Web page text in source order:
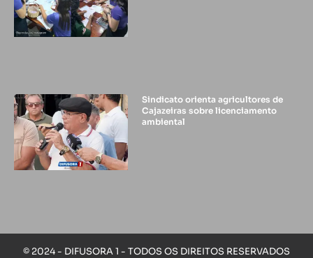
Sindicato orienta agricultores de
Cajazeiras sobre licenciamento
ambiental
© 2024 - DIFUSORA 1 - TODOS OS DIREITOS RESERVADOS